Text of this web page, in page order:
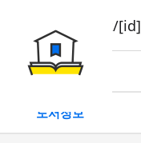
book/rent/[id]
대여
도서정보